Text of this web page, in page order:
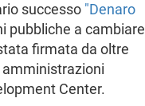
successo "Denaro
pubbliche a cambiare
firmata da oltre
amministrazioni
Center.